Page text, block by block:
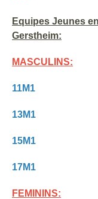
Equipes Jeunes
Gerstheim:
MASCULINS:
11M1
13M1
15M1
17M1
FEMININS: